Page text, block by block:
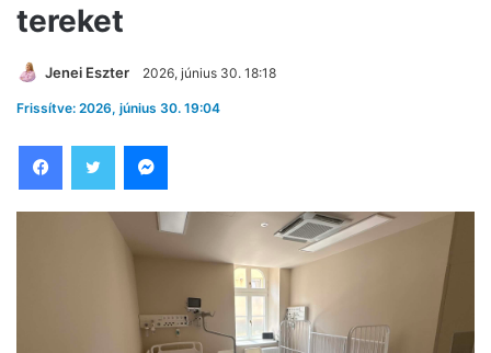
tereket
Jenei Eszter 2026, június 30. 18:18
Frissítve: 2026, június 30. 19:04